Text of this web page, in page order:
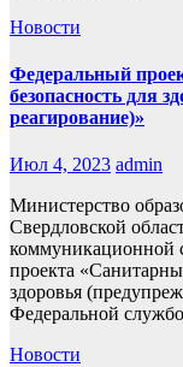
Новости
Федеральный
безопасность для
реагирование)»
Июл 4, 2023 admin
Министерство
Свердловской
коммуникационной
проекта
здоровья
Федеральной
Новости